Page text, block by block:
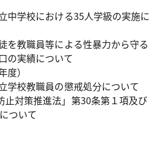
学校における35人学級の実施に
教職員等による性暴力から守る
の実績について
）
校教職員の懲戒処分について
対策推進法」第30条第１項及び
ついて